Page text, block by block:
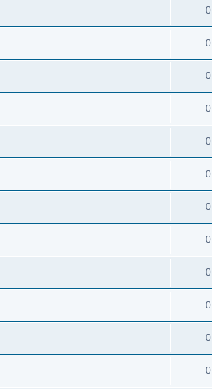
0
0
0
0
0
0
0
0
0
0
0
0